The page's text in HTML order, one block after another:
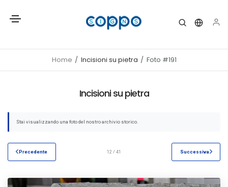
Home Incisioni su pietra Foto #191
Incisioni su pietra
Stai visualizzando una foto del nostro archivio storico.
Precedente 12 / 41 Successiva